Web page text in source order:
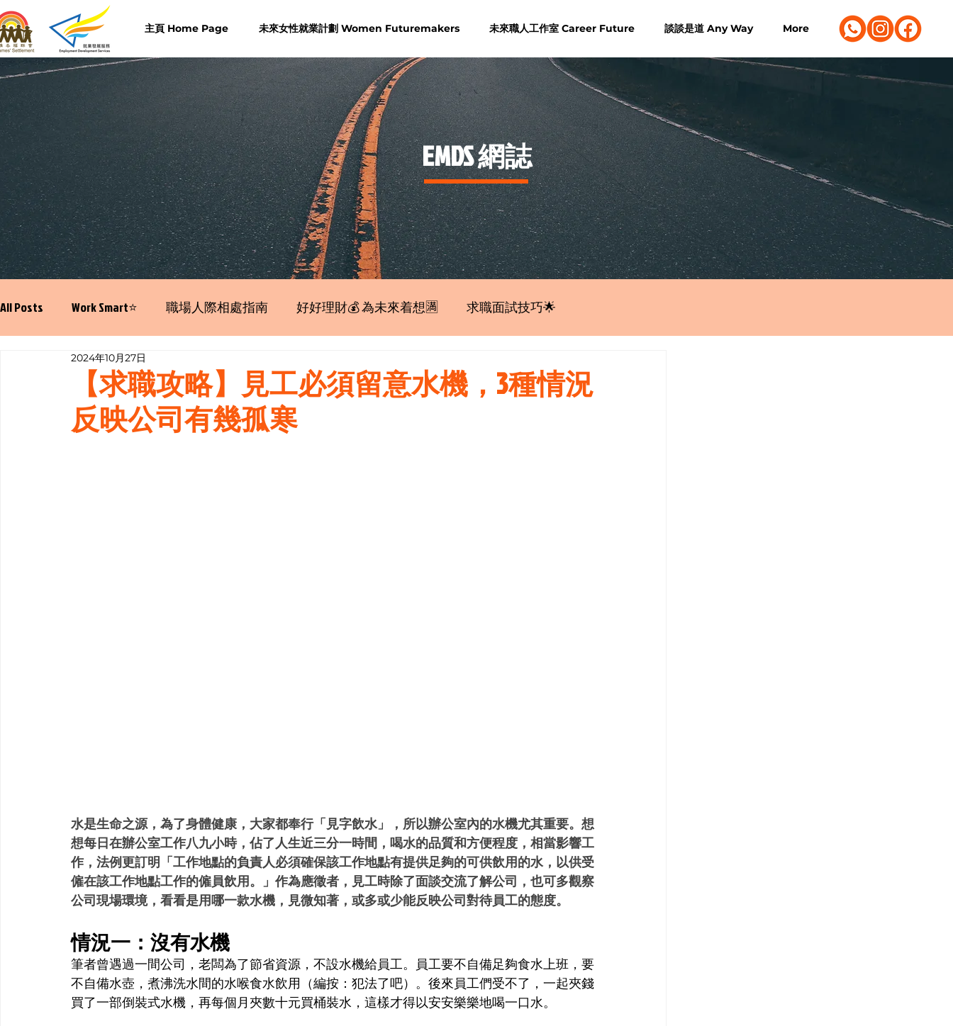
主頁 Home Page 未來女性就業計劃 Women Futuremakers 未來職人工作室 Career Future 談談是道 Any Way More
​EMDS 網誌
All Posts Work Smart⭐️ 職場人際相處指南 好好理財💰 為未來着想🈵 求職面試技巧🌟
寫履歷表嘅技巧📝【求職攻略】見工必須留意水機，3種情況
反映公司有幾孤寒
2024年10月27日
水是生命之源，為了身體健康，大家都奉行「見字飲水」，所以辦公室內的水機尤其重要。想
想每日在辦公室工作八九小時，佔了人生近三分一時間，喝水的品質和方便程度，相當影響工
作，法例更訂明「工作地點的負責人必須確保該工作地點有提供足夠的可供飲用的水，以供受
僱在該工作地點工作的僱員飲用。」作為應徵者，見工時除了面談交流了解公司，也可多觀察
公司現場環境，看看是用哪一款水機，見微知著，或多或少能反映公司對待員工的態度。
情況一：沒有水機
筆者曾遇過一間公司，老闆為了節省資源，不設水機給員工。員工要不自備足夠食水上班，要
不自備水壺，煮沸洗水間的水喉食水飲用（編按：犯法了吧）。後來員工們受不了，一起夾錢
買了一部倒裝式水機，再每個月夾數十元買桶裝水，這樣才得以安安樂樂地喝一口水。